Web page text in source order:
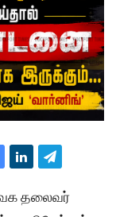
தலைவர்